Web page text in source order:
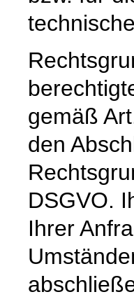
gemäß
den
DSGVO.
Ihrer